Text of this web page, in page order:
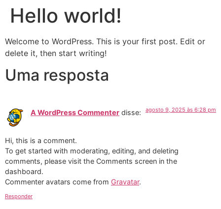
Hello world!
Welcome to WordPress. This is your first post. Edit or
delete it, then start writing!
Uma resposta
A WordPress Commenter disse: agosto 9, 2025 às 6:28 pm
Hi, this is a comment.
To get started with moderating, editing, and deleting
comments, please visit the Comments screen in the
dashboard.
Commenter avatars come from Gravatar.
Responder